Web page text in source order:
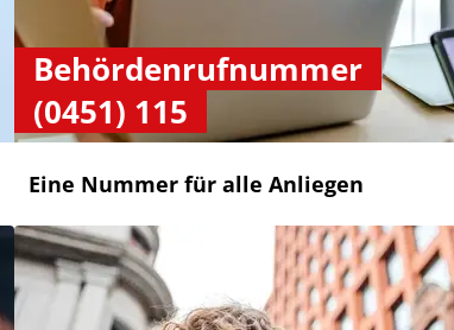
Behördenrufnummer
(0451) 115
Eine Nummer für alle Anliegen